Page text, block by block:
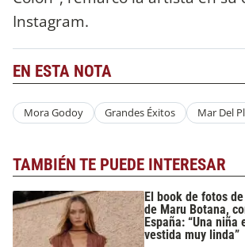
Instagram.
EN ESTA NOTA
Mora Godoy Grandes Éxitos Mar Del
TAMBIÉN TE PUEDE INTERESAR
El book de fotos
de Maru Botana,
España: “Una niña
vestida muy linda”